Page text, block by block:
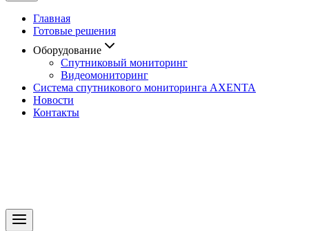
Главная
Готовые решения
Оборудование
Спутниковый мониторинг
Видеомониторинг
Система спутникового мониторинга AXENTA
Новости
Контакты